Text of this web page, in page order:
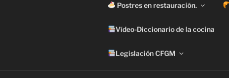
Postres en restauración.
Vídeo-Diccionario de la cocina
Legislación CFGM